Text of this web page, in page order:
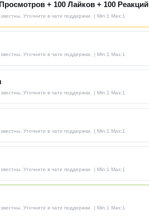
+ 100 Лайков + 100 Реакций
Уточните в чате поддержки.
| Min:1 Max:1
Уточните в чате поддержки. | Min:1 Max:1
Уточните в чате поддержки. | Min:1 Max:1
Уточните в чате поддержки. | Min:1 Max:1
Уточните в чате поддержки. | Min:1 Max:1
Уточните в чате поддержки.
| Min:1 Max:1